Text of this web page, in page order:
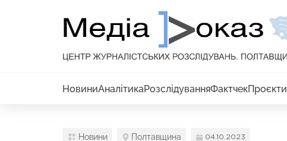
НовиниАналітикаРозслідуванняФактчекПроєкти
Новини Полтавщина 04.10.2023